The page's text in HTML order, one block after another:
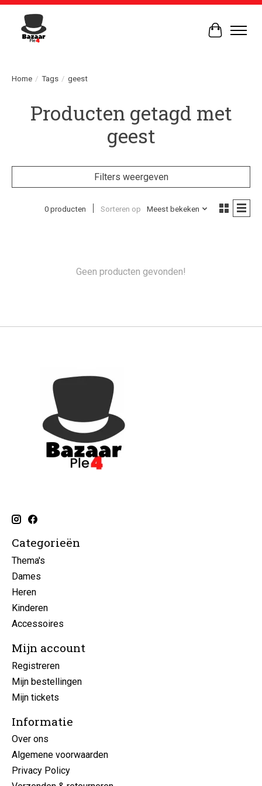
Home / Tags / geest
Producten getagd met
geest
Filters weergeven
0 producten Sorteren op Meest bekeken
Geen producten gevonden!
Categorieën
Thema's
Dames
Heren
Kinderen
Accessoires
Mijn account
Registreren
Mijn bestellingen
Mijn tickets
Informatie
Over ons
Algemene voorwaarden
Privacy Policy